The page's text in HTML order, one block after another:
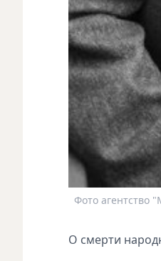
Фото агентство
О смерти